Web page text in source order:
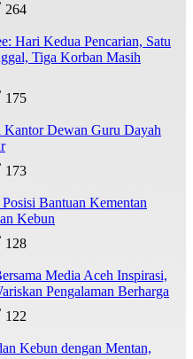
264
Hari Kedua Pencarian, Satu
Tiga Korban Masih
175
Kantor Dewan Guru Dayah
173
Bantuan Kementan
Kebun
128
Media Aceh Inspirasi,
Pengalaman Berharga
122
Kebun dengan Mentan,